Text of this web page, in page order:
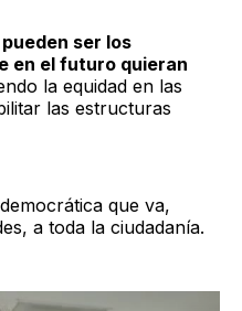
ser los
en el futuro quieran
la equidad en las
las estructuras
que va,
a toda la ciudadanía.